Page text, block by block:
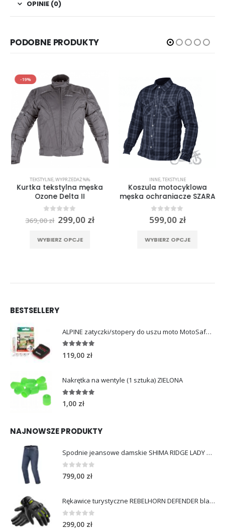
OPINIE (0)
PODOBNE PRODUKTY
-19%
TEKSTYLNE,WYPRZEDAŻ %%
Kurtka tekstylna męska
Ozone Delta II
out of 5
369,00zł Pierwotna
cena
wynosiła:
369,00 zł.
299,00 złAktualna
WYBIERZ OPCJE
INNE,TEKSTYLNE
Koszula motocyklowa
męska ochraniacze SZARA
0 out of 5
599,00 zł
WYBIERZ OPCJE
BESTSELLERY
ALPINE zatyczki/stopery do uszu moto MotoSafe Pro
out of 5
119,00 zł
Nakrętka na wentyle (1 sztuka) ZIELONA
out of 5
1,00 zł
NAJNOWSZE PRODUKTY
Spodnie jeansowe damskie SHIMA RIDGE LADY blue
out of 5
799,00 zł
Rękawice turystyczne REBELHORN DEFENDER black yellow fluo
out of 5
299,00 zł